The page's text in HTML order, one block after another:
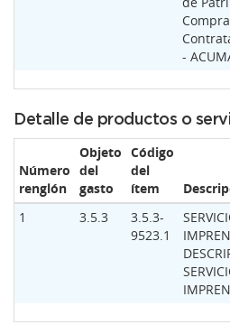
-
Detalle de productos o
Número
renglón
Objeto
del
gasto
Código
del
ítem
1
3.5.3
3.5.3-
9523.1